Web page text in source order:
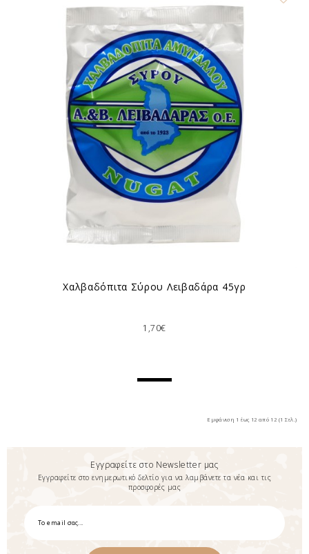
Χαλβαδόπιτα Σύρου Λειβαδάρα 45γρ
1,70€
Εμφάνιση 1 έως 12 από 12 (1 Σελ.)
Εγγραφείτε στο Newsletter μας
Εγγραφείτε στο ενημερωτικό δελτίο για να λαμβάνετε τα νέα και τις
προσφορές μας